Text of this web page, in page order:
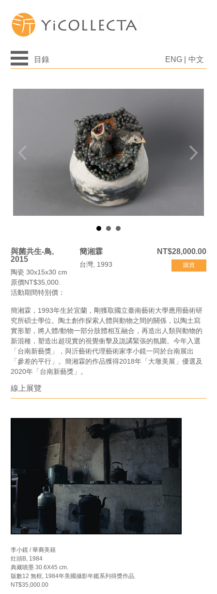
目錄 ENG 中文
與菌共生-鳥,
2015
陶瓷 30x15x30 cm
原價NT$35,000.
活動期間特別價：
簡湘霖
台灣, 1993
NT$28,000.00
購買
簡湘霖，1993年生於宜蘭，剛獲取國立臺南藝術大學應用藝術研
究所碩士學位。陶土創作探索人體與動物之間的關係，以陶土寫
實形塑，將人體/動物一部分肢體相互融合，再造出人類與動物的
新混種，塑造出超現實的視覺衝擊及詭譎緊張的氛圍。今年入選
「台南新藝獎」，與沂藝術代理藝術家李小鏡一同於台南展出
「參差的平行」。簡湘霖的作品獲得2018年「大墩美展」優選及
2020年「台南新藝獎」。
線上展覽
李小鏡 / 華裔美籍
灶頭B, 1984
典藏噴墨 30.6X45 cm.
版數12 無框, 1984年美國攝影年鑑系列得獎作品.
NT$35,000.00